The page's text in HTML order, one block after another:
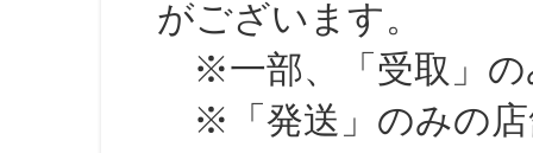
がございます。
※一部、「受取」の
※「発送」のみの店